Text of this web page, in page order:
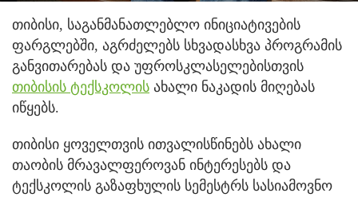
თიბისი, საგანმანათლებლო ინიციატივების
ფარგლებში, აგრძელებს სხვადასხვა პროგრამის
განვითარებას და უფროსკლასელებისთვის
თიბისის ტექსკოლის ახალი ნაკადის მიღებას
იწყებს.
თიბისი ყოველთვის ითვალისწინებს ახალი
თაობის მრავალფეროვან ინტერესებს და
ტექსკოლის გაზაფხულის სემესტრს სასიამოვნო